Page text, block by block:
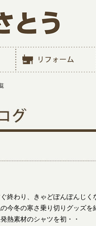
終わり、きゃどぽんぽんじく
今冬の寒さ乗り切りグッズ
熱素材のシャツを初・・